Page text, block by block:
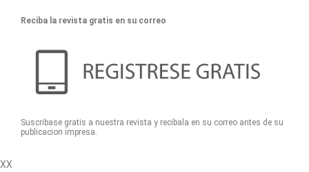
Reciba la revista gratis en su correo
Suscribase gratis a nuestra revista y recibala en su correo antes de su
publicacion impresa.
XX